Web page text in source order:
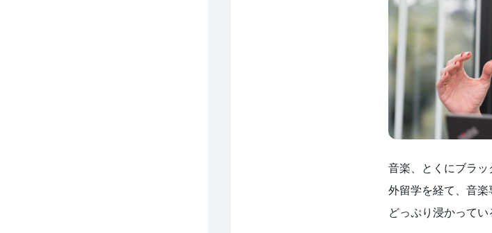
音楽、とくにブラ
外留学を経て、音
どっぷり浸かってい